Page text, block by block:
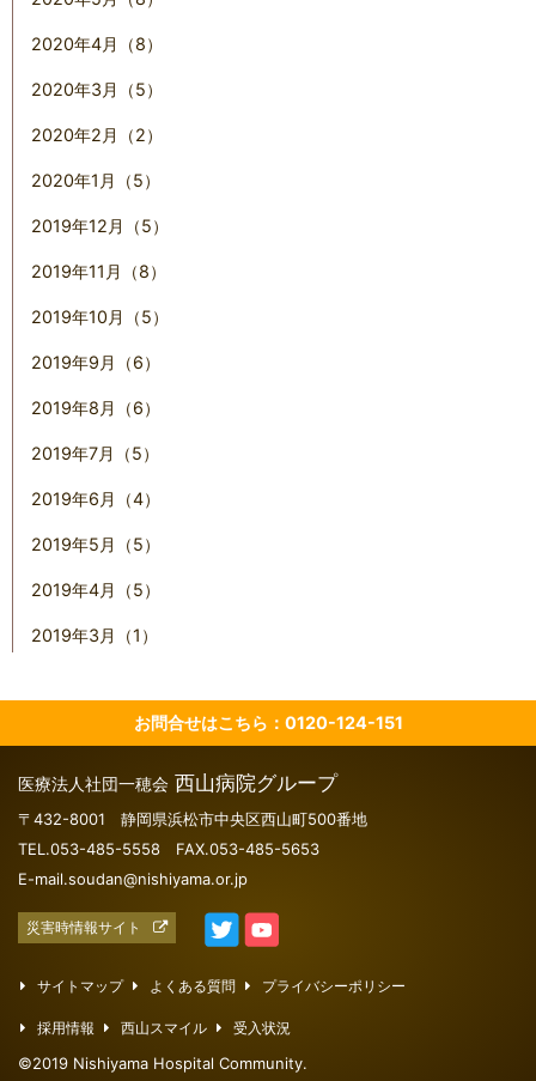
2020年4月（8）
2020年3月（5）
2020年2月（2）
2020年1月（5）
2019年12月（5）
2019年11月（8）
2019年10月（5）
2019年9月（6）
2019年8月（6）
2019年7月（5）
2019年6月（4）
2019年5月（5）
2019年4月（5）
2019年3月（1）
お問合せはこちら：0120-124-151
医療法人社団一穂会 西山病院グループ
〒432-8001 静岡県浜松市中央区西山町500番地
TEL.053-485-5558 FAX.053-485-5653
E-mail.soudan@nishiyama.or.jp
災害時情報サイト
サイトマップ よくある質問 プライバシーポリシー
採用情報 西山スマイル 受入状況
©2019 Nishiyama Hospital Community.